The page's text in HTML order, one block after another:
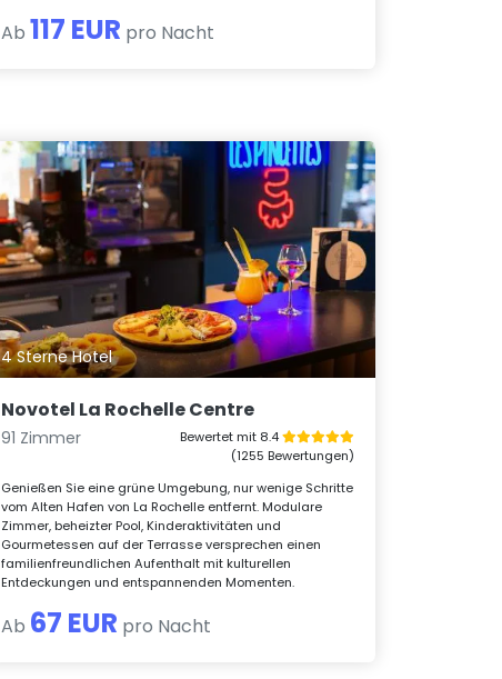
Ab 117 EUR pro Nacht
4 Sterne Hotel
Novotel La Rochelle Centre
91 Zimmer
Bewertet mit 8.4
(1255 Bewertungen)
Genießen Sie eine grüne Umgebung, nur wenige Schritte
vom Alten Hafen von La Rochelle entfernt. Modulare
Zimmer, beheizter Pool, Kinderaktivitäten und
Gourmetessen auf der Terrasse versprechen einen
familienfreundlichen Aufenthalt mit kulturellen
Entdeckungen und entspannenden Momenten.
Ab 67 EUR pro Nacht